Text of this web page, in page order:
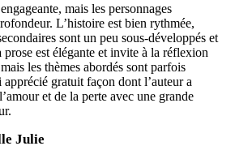
mais les personnages
L’histoire est bien rythmée,
sont un peu sous-développés et
est élégante et invite à la réflexion
les thèmes abordés sont parfois
gratuit façon dont l’auteur a
et de la perte avec une grande
Julie